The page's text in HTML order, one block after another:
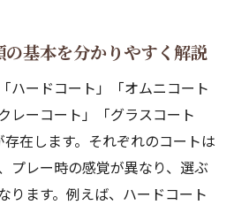
などテニスコート種類の違
それぞれのプレー感と適性比
すめのテニスコート種類とは
ー視点で見るコートの使い
基本を分かりやすく解説
ハードコート」「オムニコート
レーコート」「グラスコート
存在します。それぞれのコートは
プレー時の感覚が異なり、選ぶ
ります。例えば、ハードコート